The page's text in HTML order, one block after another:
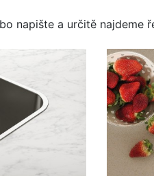
napište a určitě najdeme